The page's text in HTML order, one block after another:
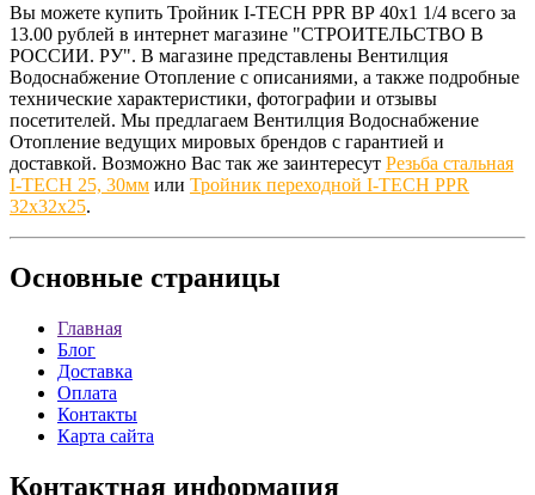
Вы можете купить Тройник I-TECH PPR ВР 40x1 1/4 всего за
13.00 рублей в интернет магазине "СТРОИТЕЛЬСТВО В
РОССИИ. РУ". В магазине представлены Вентилция
Водоснабжение Отопление с описаниями, а также подробные
технические характеристики, фотографии и отзывы
посетителей. Мы предлагаем Вентилция Водоснабжение
Отопление ведущих мировых брендов с гарантией и
доставкой. Возможно Вас так же заинтересут Резьба стальная
I-TECH 25, 30мм или Тройник переходной I-TECH PPR
32x32x25.
Основные страницы
Главная
Блог
Доставка
Оплата
Контакты
Карта сайта
Контактная информация